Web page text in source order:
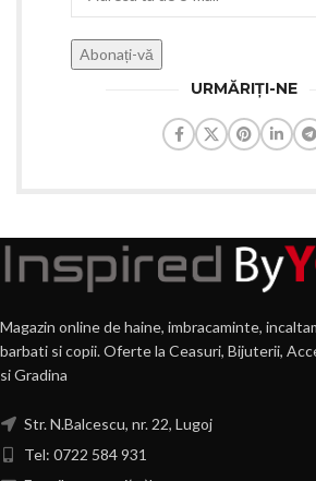
URMĂRIȚI-NE
Magazin online de haine, imbracaminte,
barbati si copii. Oferte la Ceasuri, Bijuterii,
si Gradina
Str. N.Balcescu, nr. 22, Lugoj
Tel: 0722 584 931